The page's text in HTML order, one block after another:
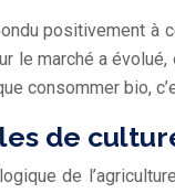
positivement à
marché a
consommer bio,
de
de